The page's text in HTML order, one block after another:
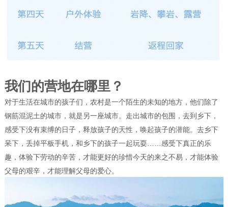
我们的营地在哪里？
对于生活在城市的孩子们，农村是一个陌生的未知的地方，他们除了
钢筋混泥土的城市，就是另一座城市。走出城市的包围，去到乡下，
感受下没有束缚的日子，释放孩子的天性，唤起孩子的潜能。去乡下
呆下，丢掉平板手机，和乡下的孩子一起玩耍……感受下真正的乐
趣，体验下劳动的辛苦，才能更好的珍惜今天的来之不易，才能体验
父母的艰辛，才能理解父母的爱心。